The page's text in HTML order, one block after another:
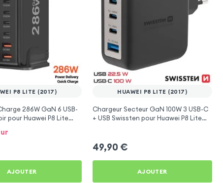
P8 LITE (2017)
286W GaN 6 USB-
pour Huawei P8 Lite
AJOUTER
HUAWEI P8 LITE (2017)
Chargeur Secteur GaN 100W 3 USB-C
+ USB Swissten pour Huawei P8 Lite
49,90 €
AJOUTER